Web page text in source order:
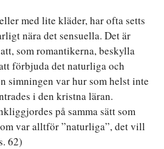
med lite kläder, har ofta setts
nära det sensuella. Det är
som romantikerna, beskylla
förbjuda det naturliga och
simningen var hur som helst inte
i den kristna läran.
på samma sätt som
var alltför ”naturliga”, det vill
62)